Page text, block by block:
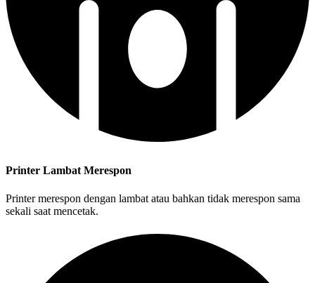
Printer Lambat Merespon
Printer merespon dengan lambat atau bahkan tidak merespon sama
sekali saat mencetak.